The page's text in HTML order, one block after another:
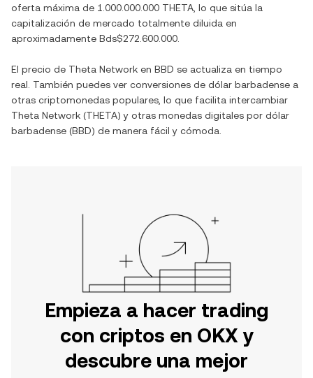
oferta máxima de 1.000.000.000 THETA , lo que sitúa la
capitalización de mercado totalmente diluida en
aproximadamente Bds$272.600.000
El precio de Theta Network en BBD se actualiza en tiempo
real. También puedes ver conversiones de dólar barbadense a
otras criptomonedas populares, lo que facilita intercambiar
Theta Network (THETA) y otras monedas digitales por dólar
barbadense (BBD) de manera fácil y cómoda.
Empieza a hacer trading
con criptos en OKX y
descubre una mejor